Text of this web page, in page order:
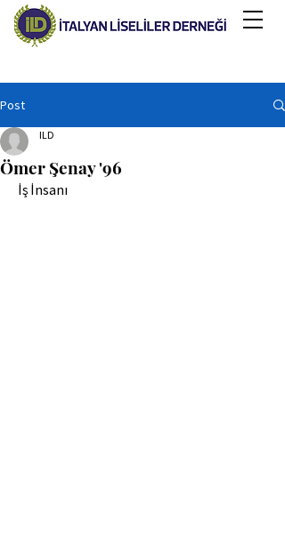
Post
Ömer Şenay '96
ILD
İş İnsanı